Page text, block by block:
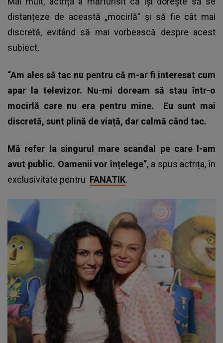
distanțeze de această „mocirlă” și să fie cât mai
discretă, evitând să mai vorbească despre acest
subiect.
“Am ales să tac nu pentru că m-ar fi interesat cum
apar la televizor. Nu-mi doream să stau într-o
mocirlă care nu era pentru mine. Eu sunt mai
discretă, sunt plină de viață, dar calmă când tac.
Mă refer la singurul mare scandal pe care l-am
avut public. Oamenii vor înțelege”, a spus actrița, în
exclusivitate pentru FANATIK.